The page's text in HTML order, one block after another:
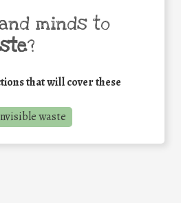
minds to
?
that will cover these
waste